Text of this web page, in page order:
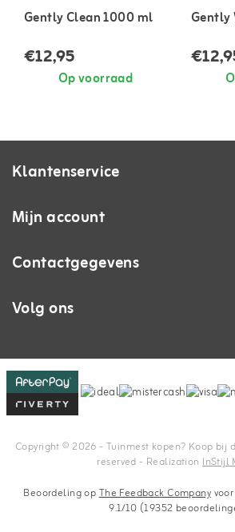
Gently Clean 1000 ml
€12,95
Op voorraad
Gently
Klantenservice
Mijn account
Contactgegevens
Volg ons
Copyright © 2026 - Tuinmest kopen? Koop bij
reserved - RealizationInStijl
Beoordeling opThe Feedback Company
9.1/10 (19352